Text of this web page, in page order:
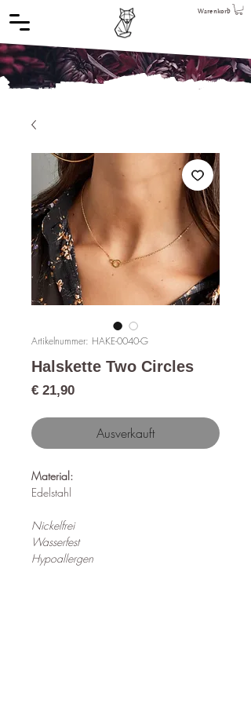
Warenkorb
Artikelnummer: HAKE-0040-G
Halskette Two Circles
€ 21,90Preis
Ausverkauft
Material:
Edelstahl
Nickelfrei
Wasserfest
Hypoallergen